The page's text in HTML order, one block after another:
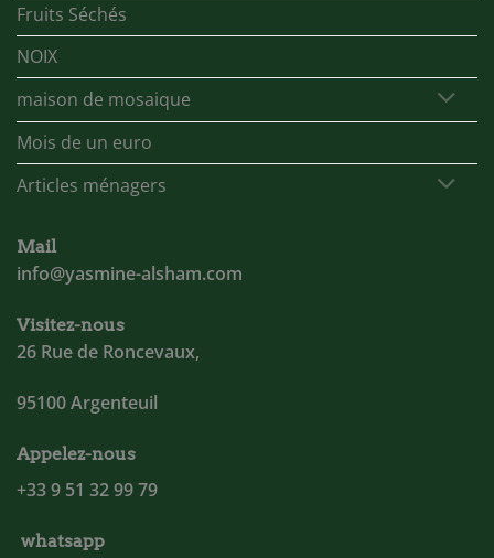
Fruits Séchés
NOIX
maison de mosaique
Mois de un euro
Articles ménagers
Mail
info@yasmine-alsham.com
Visitez-nous
26 Rue de Roncevaux,
95100 Argenteuil
Appelez-nous
+33 9 51 32 99 79
whatsapp